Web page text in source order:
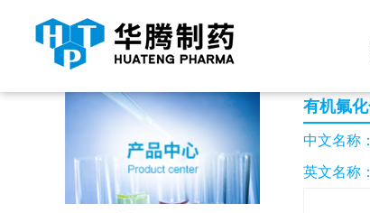
当前位置： 首页 产品中心 (2S)-3,3,3-
有机氟
中文名称
英文名称